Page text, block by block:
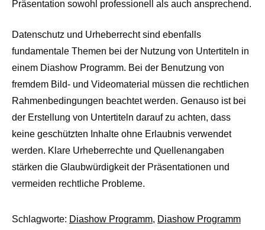
Präsentation sowohl professionell als auch ansprechend.
Datenschutz und Urheberrecht sind ebenfalls
fundamentale Themen bei der Nutzung von Untertiteln in
einem Diashow Programm. Bei der Benutzung von
fremdem Bild- und Videomaterial müssen die rechtlichen
Rahmenbedingungen beachtet werden. Genauso ist bei
der Erstellung von Untertiteln darauf zu achten, dass
keine geschützten Inhalte ohne Erlaubnis verwendet
werden. Klare Urheberrechte und Quellenangaben
stärken die Glaubwürdigkeit der Präsentationen und
vermeiden rechtliche Probleme.
Schlagworte: Diashow Programm, Diashow Programm